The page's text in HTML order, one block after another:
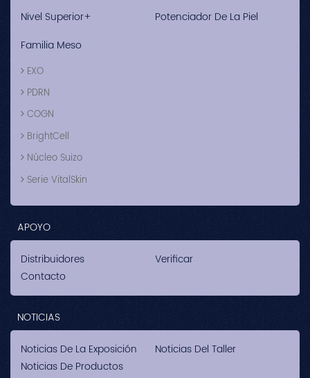
Nivel Superior+
Potenciador De La Piel
Familia Meso
EXO
PDRN
COGN
BrightCell
Núcleo Suizo
Serie VitalSkin
APOYO
Distribuidores
Verificar
Contacto
NOTICIAS
Noticias De La Exposición
Noticias Del Taller
Noticias De Productos